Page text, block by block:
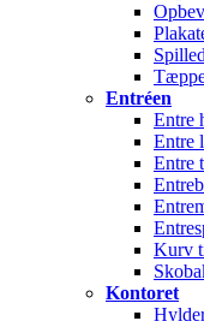
Entréen
Entre
Entre
Entre
Kurv
Kontoret